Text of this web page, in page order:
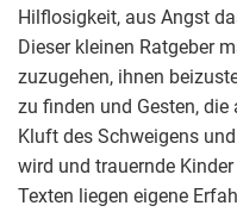
Hilflosigkeit, aus Angst
Dieser kleinen Ratgeber
zuzugehen, ihnen
zu finden und Gesten,
Kluft des Schweigens
wird und trauernde
Texten liegen eigene